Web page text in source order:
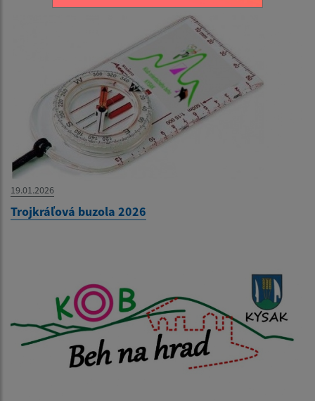
19.01.2026
Trojkráľová buzola 2026